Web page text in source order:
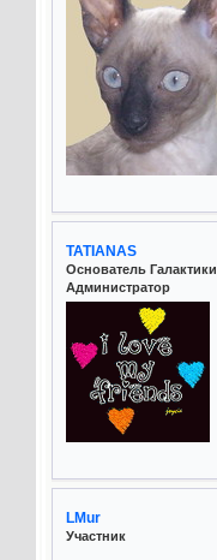
TATIANAS
Основатель Галактики
Администратор
LMur
Участник